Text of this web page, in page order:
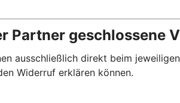
Partner geschlossene
ausschließlich direkt beim
Widerruf erklären können.